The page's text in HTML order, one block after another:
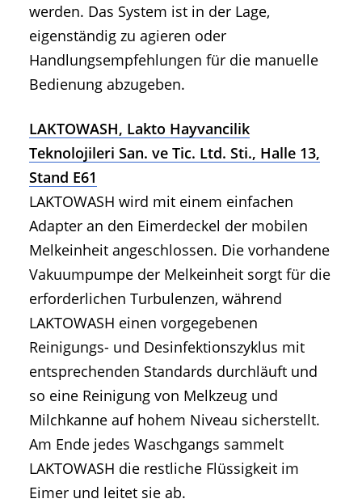
werden. Das System ist in der Lage,
eigenständig zu agieren oder
Handlungsempfehlungen für die manuelle
Bedienung abzugeben.
LAKTOWASH, Lakto Hayvancilik
Teknolojileri San. ve Tic. Ltd. Sti., Halle 13,
Stand E61
LAKTOWASH wird mit einem einfachen
Adapter an den Eimerdeckel der mobilen
Melkeinheit angeschlossen. Die vorhandene
Vakuumpumpe der Melkeinheit sorgt für die
erforderlichen Turbulenzen, während
LAKTOWASH einen vorgegebenen
Reinigungs- und Desinfektionszyklus mit
entsprechenden Standards durchläuft und
so eine Reinigung von Melkzeug und
Milchkanne auf hohem Niveau sicherstellt.
Am Ende jedes Waschgangs sammelt
LAKTOWASH die restliche Flüssigkeit im
Eimer und leitet sie ab.